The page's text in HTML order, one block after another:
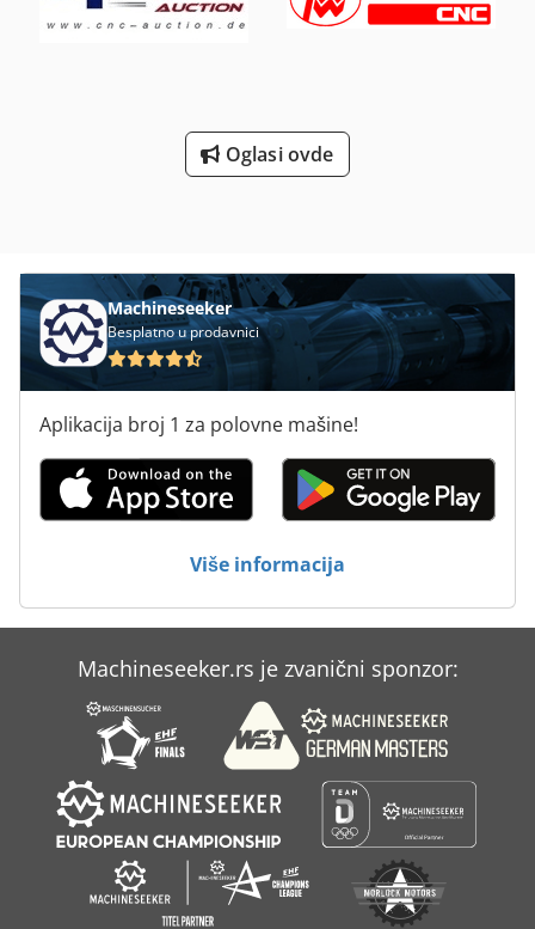
Oglasi ovde
Machineseeker
Besplatno u prodavnici
Aplikacija broj 1 za polovne mašine!
Više informacija
Machineseeker.rs je zvanični sponzor: